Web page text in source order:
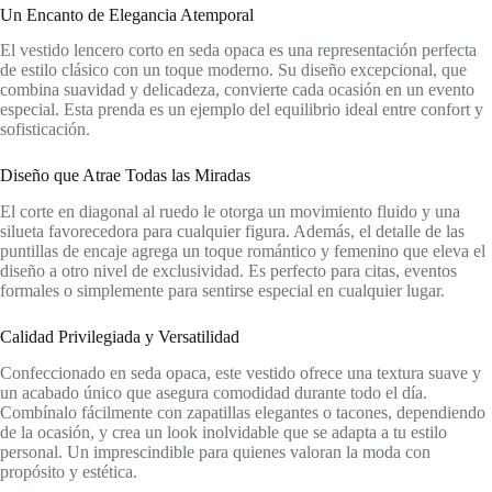
Un Encanto de Elegancia Atemporal
El vestido lencero corto en seda opaca es una representación perfecta
de estilo clásico con un toque moderno. Su diseño excepcional, que
combina suavidad y delicadeza, convierte cada ocasión en un evento
especial. Esta prenda es un ejemplo del equilibrio ideal entre confort y
sofisticación.
Diseño que Atrae Todas las Miradas
El corte en diagonal al ruedo le otorga un movimiento fluido y una
silueta favorecedora para cualquier figura. Además, el detalle de las
puntillas de encaje agrega un toque romántico y femenino que eleva el
diseño a otro nivel de exclusividad. Es perfecto para citas, eventos
formales o simplemente para sentirse especial en cualquier lugar.
Calidad Privilegiada y Versatilidad
Confeccionado en seda opaca, este vestido ofrece una textura suave y
un acabado único que asegura comodidad durante todo el día.
Combínalo fácilmente con zapatillas elegantes o tacones, dependiendo
de la ocasión, y crea un look inolvidable que se adapta a tu estilo
personal. Un imprescindible para quienes valoran la moda con
propósito y estética.